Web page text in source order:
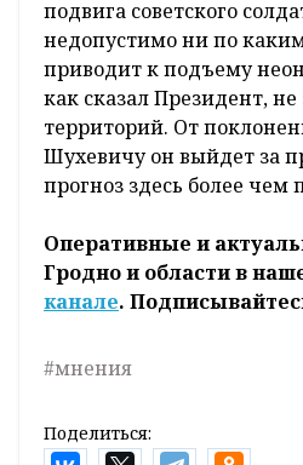
подвига советского
недопустимо ни по
приводит к подъему
как сказал Президент,
территорий. От
Шухевичу он выйдет за
прогноз здесь более
Оперативные и
Гродно и области в
канале.
#мнения
Поделиться: